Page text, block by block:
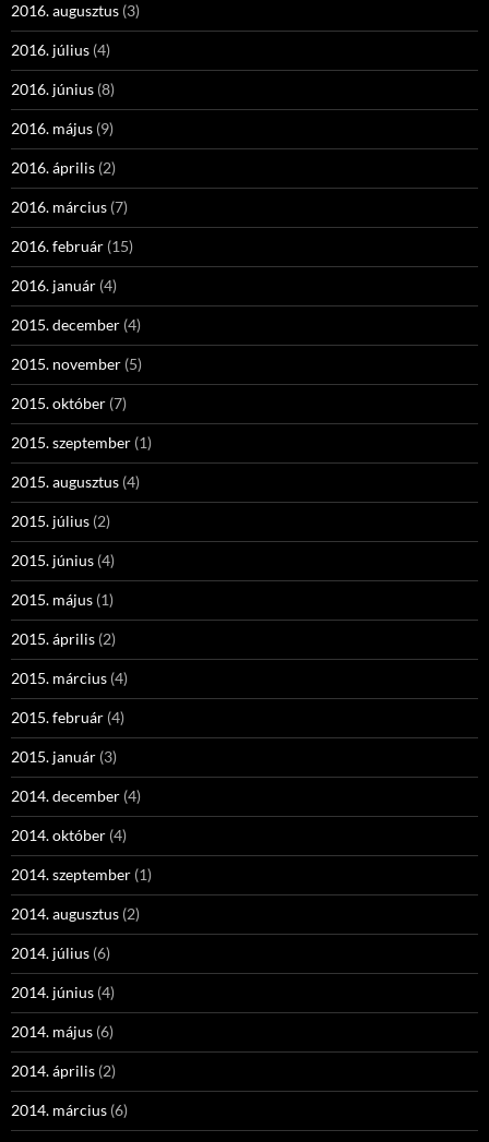
2016. augusztus (3)
2016. július (4)
2016. június (8)
2016. május (9)
2016. április (2)
2016. március (7)
2016. február (15)
2016. január (4)
2015. december (4)
2015. november (5)
2015. október (7)
2015. szeptember (1)
2015. augusztus (4)
2015. július (2)
2015. június (4)
2015. május (1)
2015. április (2)
2015. március (4)
2015. február (4)
2015. január (3)
2014. december (4)
2014. október (4)
2014. szeptember (1)
2014. augusztus (2)
2014. július (6)
2014. június (4)
2014. május (6)
2014. április (2)
2014. március (6)